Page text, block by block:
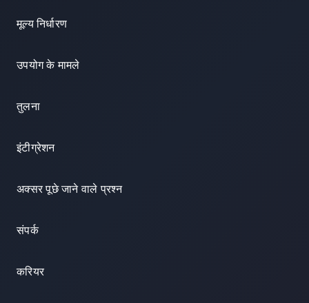
मूल्य निर्धारण
उपयोग के मामले
तुलना
इंटीग्रेशन
अक्सर पूछे जाने वाले प्रश्न
संपर्क
करियर